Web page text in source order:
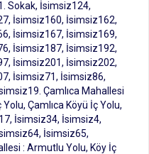
Sokak, İsimsiz124,
İsimsiz160, İsimsiz162,
İsimsiz167, İsimsiz169,
İsimsiz187, İsimsiz192,
İsimsiz201, İsimsiz202,
İsimsiz71, İsimsiz86,
Çamlıca Mahallesi
Çamlıca Köyü İç Yolu,
İsimsiz34, İsimsiz4,
İsimsiz65,
: Armutlu Yolu, Köy İç